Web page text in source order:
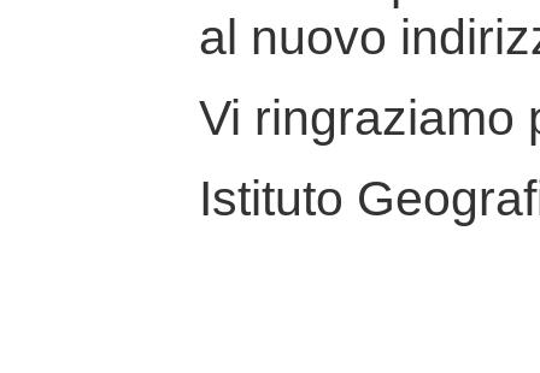
al nuovo
Vi ringraziamo
Istituto